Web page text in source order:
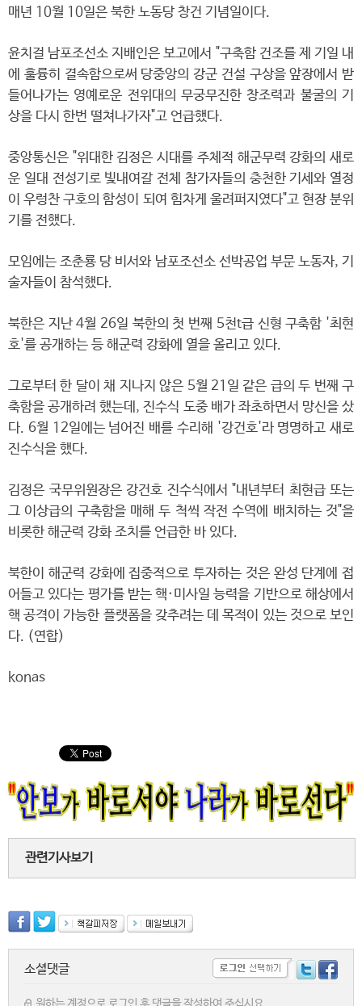
매년 10월 10일은 북한 노동당 창건 기념일이다.
윤치걸 남포조선소 지배인은 보고에서 "구축함 건조를 제 기일 내
에 훌륭히 결속함으로써 당중앙의 강군 건설 구상을 앞장에서 받
들어나가는 영예로운 전위대의 무궁무진한 창조력과 불굴의 기
상을 다시 한번 떨쳐나가자"고 언급했다.
중앙통신은 "위대한 김정은 시대를 주체적 해군무력 강화의 새로
운 일대 전성기로 빛내여갈 전체 참가자들의 충천한 기세와 열정
이 우렁찬 구호의 함성이 되여 힘차게 울려퍼지였다"고 현장 분위
기를 전했다.
모임에는 조춘룡 당 비서와 남포조선소 선박공업 부문 노동자, 기
술자들이 참석했다.
북한은 지난 4월 26일 북한의 첫 번째 5천t급 신형 구축함 '최현
호'를 공개하는 등 해군력 강화에 열을 올리고 있다.
그로부터 한 달이 채 지나지 않은 5월 21일 같은 급의 두 번째 구
축함을 공개하려 했는데, 진수식 도중 배가 좌초하면서 망신을 샀
다. 6월 12일에는 넘어진 배를 수리해 '강건호'라 명명하고 새로
진수식을 했다.
김정은 국무위원장은 강건호 진수식에서 "내년부터 최현급 또는
그 이상급의 구축함을 매해 두 척씩 작전 수역에 배치하는 것"을
비롯한 해군력 강화 조치를 언급한 바 있다.
북한이 해군력 강화에 집중적으로 투자하는 것은 완성 단계에 접
어들고 있다는 평가를 받는 핵·미사일 능력을 기반으로 해상에서
핵 공격이 가능한 플랫폼을 갖추려는 데 목적이 있는 것으로 보인
다. (연합)
konas
관련기사보기
소셜댓글